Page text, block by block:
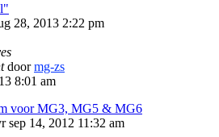
28, 2013 2:22 pm
doormg-zs
8:01 am
voor MG3, MG5 & MG6
sep 14, 2012 11:32 am